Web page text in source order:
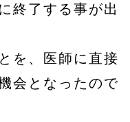
終了する事が出
を、医師に直接
会となったので